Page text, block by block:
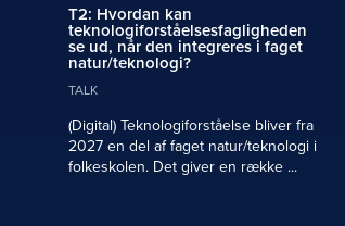
T2: Hvordan kan
teknologiforståelsesfagligheden
se ud, når den integreres i faget
natur/teknologi?
TALK
(Digital) Teknologiforståelse bliver fra
2027 en del af faget natur/teknologi i
folkeskolen. Det giver en række ...